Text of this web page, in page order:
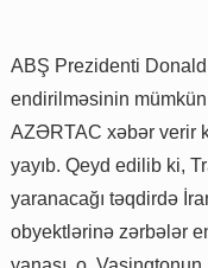
ABŞ Prezidenti
endirilməsinin
AZƏRTAC xəbər verir
yayıb. Qeyd edilib ki,
yaranacağı təqdirdə
obyektlərinə zərbələr